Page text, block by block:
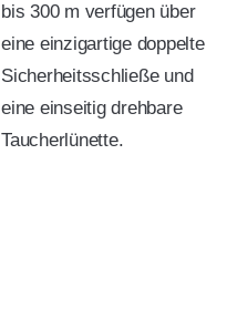
bis 300 m verfügen über
eine einzigartige doppelte
Sicherheitsschließe und
eine einseitig drehbare
Taucherlünette.